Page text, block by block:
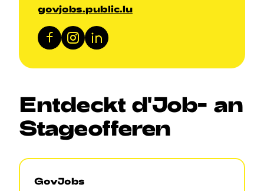
govjobs.public.lu
Facebook
Instagram
LinkedIn
Entdeckt d'Job- an
Stageofferen
GovJobs